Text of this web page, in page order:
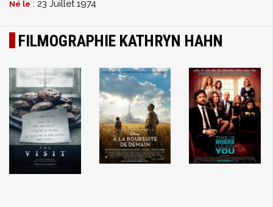
Né le : 23 Juillet 1974
FILMOGRAPHIE KATHRYN HAHN